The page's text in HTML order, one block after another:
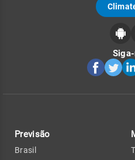
Previsão
Brasil